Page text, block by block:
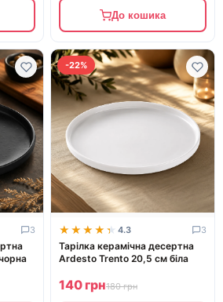
До кошика
3
-22%
★★★★★
★★★★★ 4.3 3
Тарілка керамічна десертна
Ardesto Trento 20,5 см біла
140 грн180 грн